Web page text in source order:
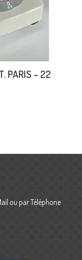
PARIS – 22
ou par Téléphone